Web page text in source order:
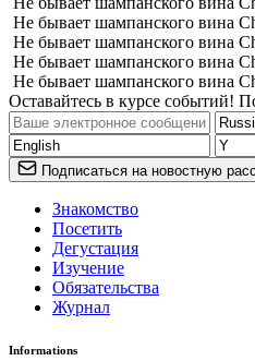
Не бывает шампанского вина
Не бывает шампанского вина
Не бывает шампанского вина
Не бывает шампанского вина
Оставайтесь в курсе событий!
Подписаться на новостную
Знакомство
Посетить
Дегустация
Изучение
Обязательства
Журнал
Informations